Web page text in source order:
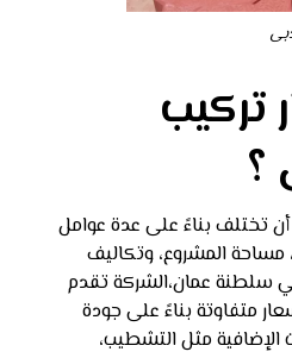
تركيب
؟
تختلف بناءً على عدة عوامل
المشروع، وتكاليف
سلطنة عمان،الشركة تقدم
متفاوتة بناءً على جودة
مثل التشطيب،